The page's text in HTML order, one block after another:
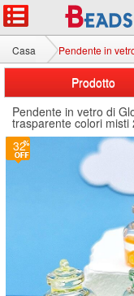
Casa Pendente in
Prodotto
Pendente in vetro di
trasparente colori misti